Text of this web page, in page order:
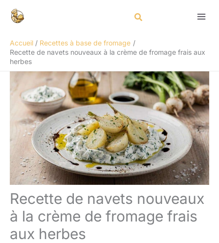
Accueil
Recettes à base de fromage
Recette de navets nouveaux à la crème de fromage frais aux
herbes
Recette de navets nouveaux
à la crème de fromage frais
aux herbes